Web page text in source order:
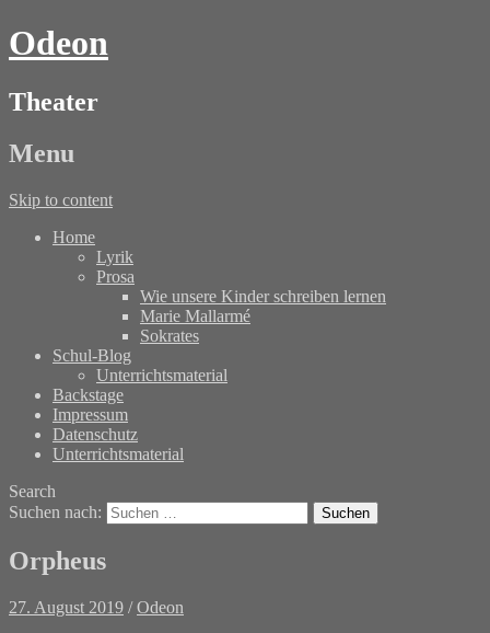
Odeon
Theater
Menu
Skip to content
Home
Lyrik
Prosa
Wie unsere Kinder schreiben lernen
Marie Mallarmé
Sokrates
Schul-Blog
Unterrichtsmaterial
Backstage
Impressum
Datenschutz
Unterrichtsmaterial
Search
Suchen nach:
Orpheus
27. August 2019 /Odeon